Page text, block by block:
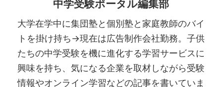
中学受験ポータル編集部
大学在学中に集団塾と個別塾と家庭教師のバイ
トを掛け持ち→現在は広告制作会社勤務。子供
たちの中学受験を機に進化する学習サービスに
興味を持ち、気になる企業を取材しながら受験
情報やオンライン学習などの記事を書いていま